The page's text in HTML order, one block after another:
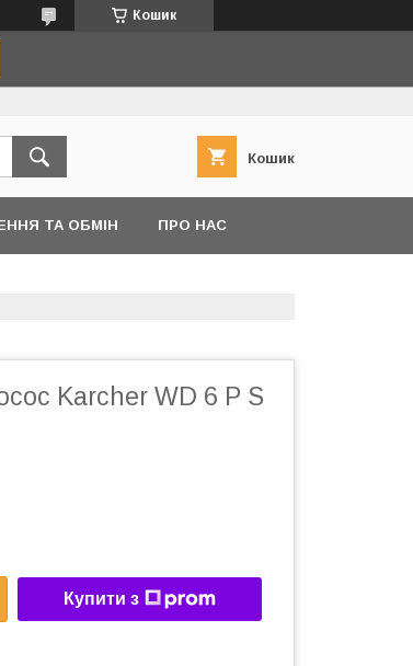
Кошик
Кошик
ТА ОБМІН ПРО НАС
Karcher WD 6 P S
Купити з